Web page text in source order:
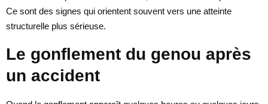
Ce sont des signes qui orientent souvent vers une atteinte
structurelle plus sérieuse.
Le gonflement du genou après
un accident